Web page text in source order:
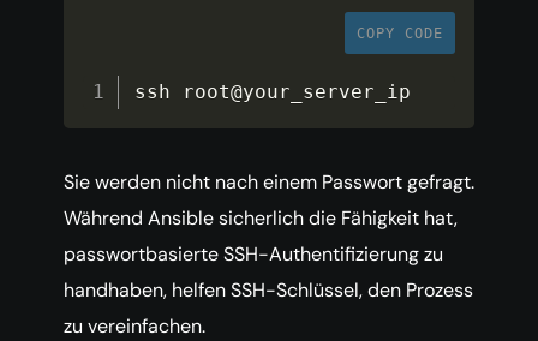
COPY CODE
ssh root@your_server_ip
Sie werden nicht nach einem Passwort gefragt.
Während Ansible sicherlich die Fähigkeit hat,
passwortbasierte SSH-Authentifizierung zu
handhaben, helfen SSH-Schlüssel, den Prozess
zu vereinfachen.